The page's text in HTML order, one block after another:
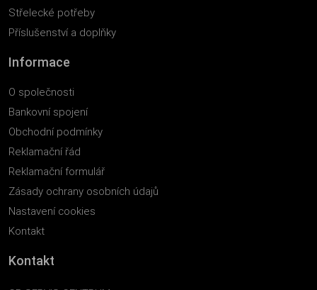
Střelecké potřeby
Příslušenství a doplňky
Informace
O společnosti
Bankovní spojení
Obchodní podmínky
Reklamační řád
Reklamační formulář
Zásady ochrany osobních údajů
Nastavení cookies
Kontakt
Kontakt